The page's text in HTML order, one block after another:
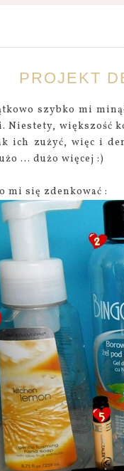
PROJEKT
szybko mi
Niestety, większość
ich zużyć, więc i
... dużo więcej :)
mi się zdenkować :